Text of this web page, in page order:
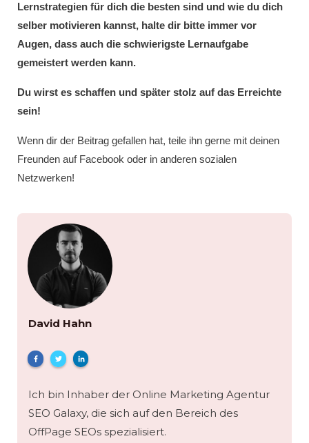
Lernstrategien für dich die besten sind und wie du dich
selber motivieren kannst, halte dir bitte immer vor
Augen, dass auch die schwierigste Lernaufgabe
gemeistert werden kann.
Du wirst es schaffen und später stolz auf das Erreichte
sein!
Wenn dir der Beitrag gefallen hat, teile ihn gerne mit deinen
Freunden auf Facebook oder in anderen sozialen
Netzwerken!
David Hahn
Ich bin Inhaber der Online Marketing Agentur
SEO Galaxy, die sich auf den Bereich des
OffPage SEOs spezialisiert.